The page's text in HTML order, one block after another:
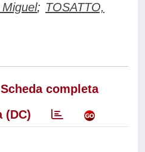
; TOSATTO,
Scheda completa
(DC)